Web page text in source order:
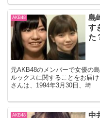
AKB48
島
す
た
元AKB48のメンバーで女優の
ルックスに関することをお届
さんは、1994年3月30日、埼
AKB48
中